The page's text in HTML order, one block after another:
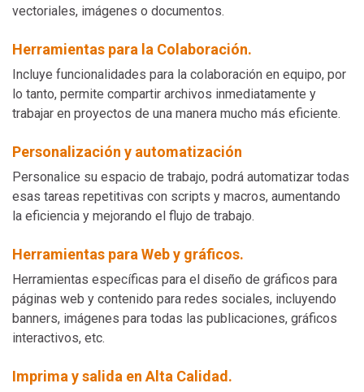
vectoriales, imágenes o documentos.
Herramientas para la Colaboración.
Incluye funcionalidades para la colaboración en equipo, por
lo tanto, permite compartir archivos inmediatamente y
trabajar en proyectos de una manera mucho más eficiente.
Personalización y automatización
Personalice su espacio de trabajo, podrá automatizar todas
esas tareas repetitivas con scripts y macros, aumentando
la eficiencia y mejorando el flujo de trabajo.
Herramientas para Web y gráficos.
Herramientas específicas para el diseño de gráficos para
páginas web y contenido para redes sociales, incluyendo
banners, imágenes para todas las publicaciones, gráficos
interactivos, etc.
Imprima y salida en Alta Calidad.